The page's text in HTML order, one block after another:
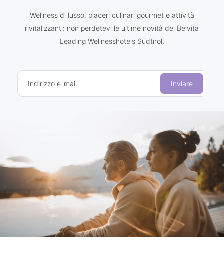
Wellness di lusso, piaceri culinari gourmet e attività
rivitalizzanti: non perdetevi le ultime novità dei Belvita
Leading Wellnesshotels Südtirol.
Indirizzo e-mail Inviare